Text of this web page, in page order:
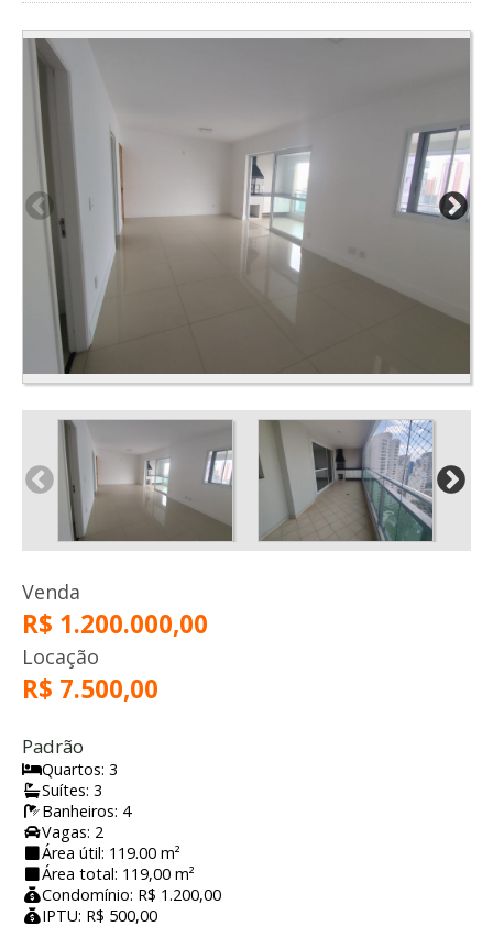
Venda
R$ 1.200.000,00
Locação
R$ 7.500,00
Padrão
Quartos: 3
Suítes: 3
Banheiros: 4
Vagas: 2
Área útil: 119.00 m²
Área total: 119,00 m²
Condomínio: R$ 1.200,00
IPTU: R$ 500,00